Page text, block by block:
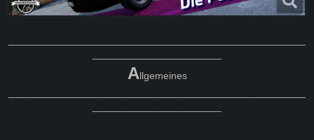
Allgemeines